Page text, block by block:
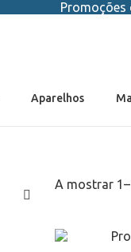
Promoções
Aparelhos
A mostrar 1–